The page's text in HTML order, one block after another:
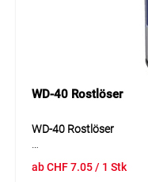
Ideal für
Leiterplatten,
elektronische Bauteile
Fahrzeugtechnik und
WD-40 Rostlöser
WD-40 Rostlöser
Löser für festsitzende,
abCHF7.05/ 1 Stk